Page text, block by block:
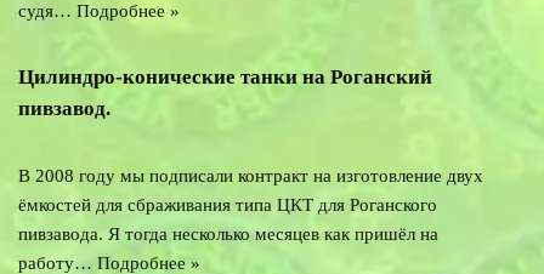
судя… Подробнее »
Цилиндро-конические танки на Роганский
пивзавод.
В 2008 году мы подписали контракт на изготовление двух
ёмкостей для сбраживания типа ЦКТ для Роганского
пивзавода. Я тогда несколько месяцев как пришёл на
работу… Подробнее »